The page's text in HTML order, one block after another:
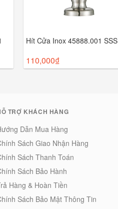
Hít Cửa Inox 45888.001 SSS
110,000₫
TRỢ KHÁCH HÀNG
Dẫn Mua Hàng
Sách Giao Nhận Hàng
Sách Thanh Toán
Sách Bảo Hành
Hàng & Hoàn Tiền
Sách Bảo Mật Thông Tin